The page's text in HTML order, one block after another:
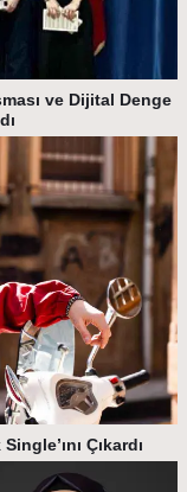
ve Dijital Denge
Çıkardı